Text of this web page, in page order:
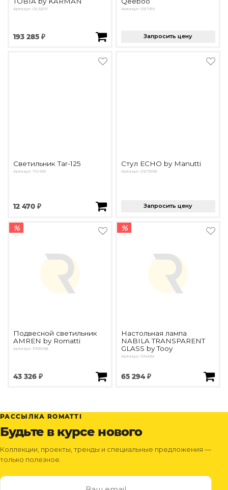
Артикул: OLS5111
193 285 ₽
Артикул: OST319
Запросить цену
Светильник Tar-125
Артикул: TO-699
12 470 ₽
Стул ECHO by Manutti
Артикул: OST5163
Запросить цену
%
Подвесной светильник
AMREN by Romatti
Артикул: PD16168
43 326 ₽
%
Настольная лампа
NABILA TRANSPARENT
GLASS by Tooy
Артикул: ON434
65 294 ₽
РАССЫЛКА ROMATTI
Будьте в курсе нового
Коллекции, проекты, тренды и специальные предложения —
только полезное.